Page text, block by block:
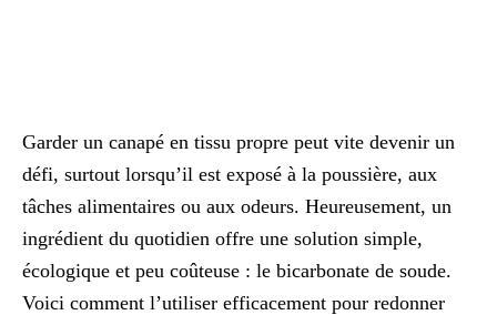
Garder un canapé en tissu propre peut vite devenir un
défi, surtout lorsqu’il est exposé à la poussière, aux
tâches alimentaires ou aux odeurs. Heureusement, un
ingrédient du quotidien offre une solution simple,
écologique et peu coûteuse : le bicarbonate de soude.
Voici comment l’utiliser efficacement pour redonner